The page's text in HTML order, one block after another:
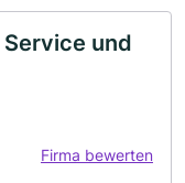
und
Firma bewerten